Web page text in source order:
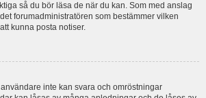
så du bör läsa de när du kan. Som med anslag
forumadministratören som bestämmer vilken
kunna posta notiser.
inte kan svara och omröstningar